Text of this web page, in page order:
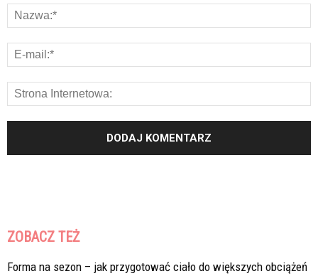
ZOBACZ TEŻ
Forma na sezon – jak przygotować ciało do większych obciążeń